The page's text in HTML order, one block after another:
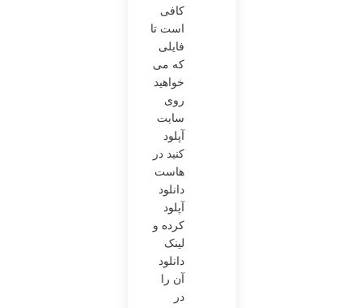
کافی
ا‌ست تا
فایلی
که می‌
خواهید
روی
سایت
آپلود
کنید در
هاست
دانلود
آپلود
کرده و
لینک
دانلود
آن را
در